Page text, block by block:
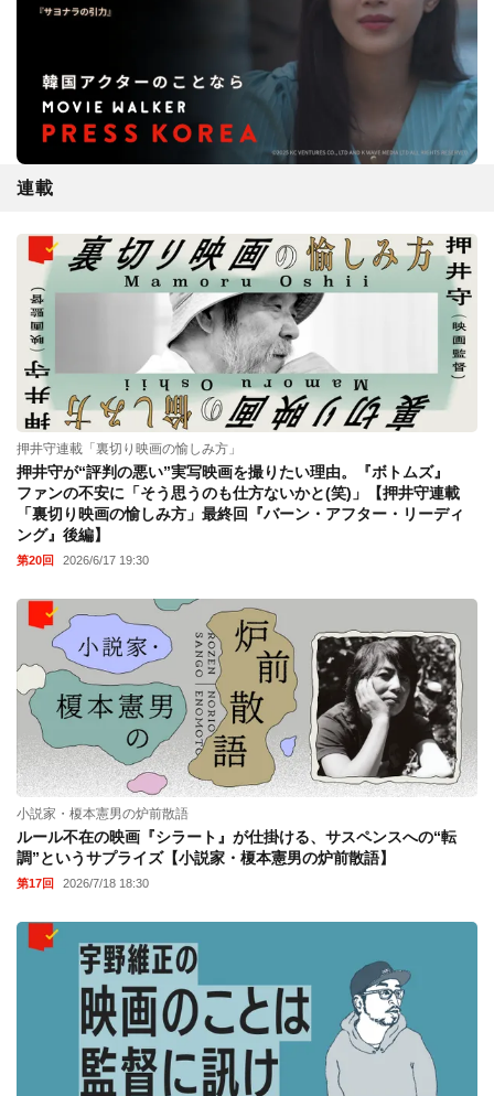
連載
押井守連載「裏切り映画の愉しみ方」
押井守が“評判の悪い”実写映画を撮りたい理由。『ボトムズ』
ファンの不安に「そう思うのも仕方ないかと(笑)」【押井守連載
「裏切り映画の愉しみ方」最終回『バーン・アフター・リーディ
ング』後編】
第20回 2026/6/17 19:30
小説家・榎本憲男の炉前散語
ルール不在の映画『シラート』が仕掛ける、サスペンスへの“転
調”というサプライズ【小説家・榎本憲男の炉前散語】
第17回 2026/7/18 18:30